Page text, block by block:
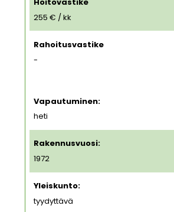
255 € / kk
Rahoitusvastike
-
Vapautuminen:
heti
Rakennusvuosi:
1972
Yleiskunto:
tyydyttävä